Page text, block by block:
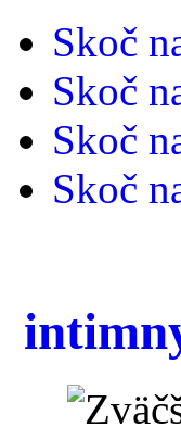
Skoč
Skoč
Skoč
Skoč